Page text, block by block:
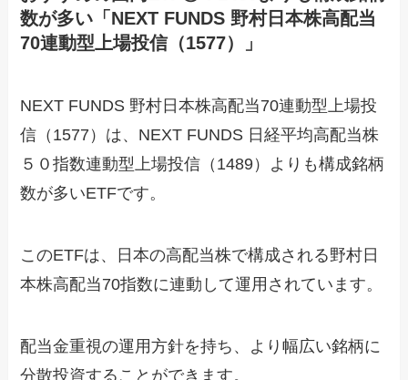
数が多い「NEXT FUNDS 野村日本株高配当
70連動型上場投信（1577）」
NEXT FUNDS 野村日本株高配当70連動型上場投
信（1577）は、NEXT FUNDS 日経平均高配当株
５０指数連動型上場投信（1489）よりも構成銘柄
数が多いETFです。
このETFは、日本の高配当株で構成される野村日
本株高配当70指数に連動して運用されています。
配当金重視の運用方針を持ち、より幅広い銘柄に
分散投資することができます。